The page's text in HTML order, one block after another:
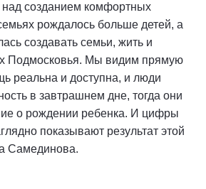
над созданием комфортных
рождалось больше детей, а
создавать семьи, жить и
Подмосковья. Мы видим прямую
реальна и доступна, и люди
в завтрашнем дне, тогда они
о рождении ребенка. И цифры
показывают результат этой
Самединова.